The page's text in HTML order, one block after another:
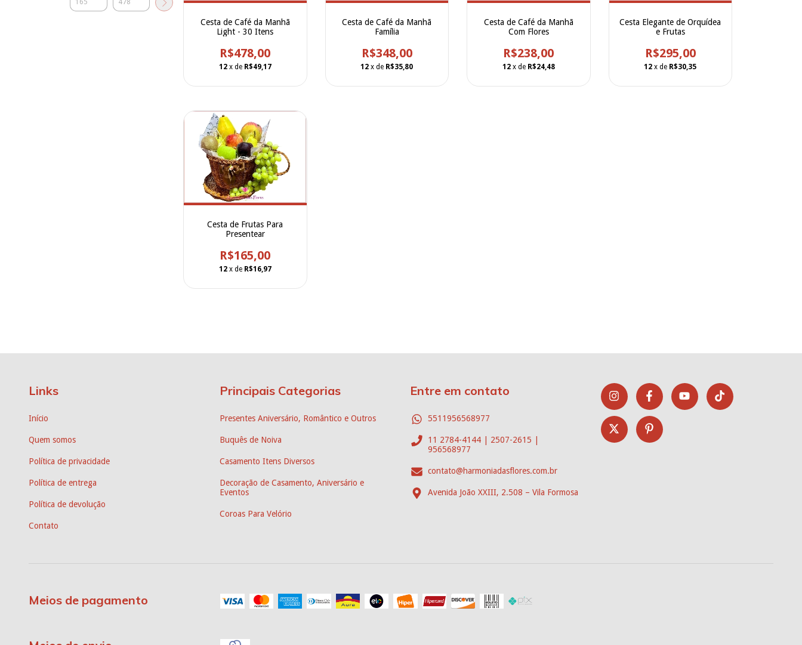
Cesta de Café da Manhã
Light - 30 Itens
R$478,00
12 x de R$49,17
Cesta de Café da Manhã
Família
R$348,00
12 x de R$35,80
Cesta de Café da Manhã
Com Flores
R$238,00
12 x de R$24,48
Cesta Elegante de Orquídea
e Frutas
R$295,00
12 x de R$30,35
Cesta de Frutas Para
Presentear
R$165,00
12 x de R$16,97
Links
Início
Quem somos
Política de privacidade
Política de entrega
Política de devolução
Contato
Principais Categorias
Presentes Aniversário, Romântico e Outros
Buquês de Noiva
Casamento Itens Diversos
Decoração de Casamento, Aniversário e
Eventos
Coroas Para Velório
Entre em contato
5511956568977
11 2784-4144 | 2507-2615 |
956568977
contato@harmoniadasflores.com.br
Avenida João XXIII, 2.508 – Vila Formosa
Meios de pagamento